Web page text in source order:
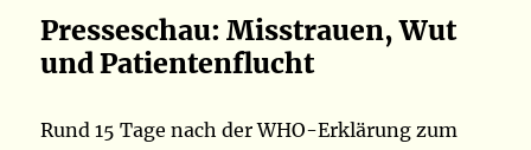
Presseschau: Misstrauen, Wut
und Patientenflucht
Rund 15 Tage nach der WHO-Erklärung zum